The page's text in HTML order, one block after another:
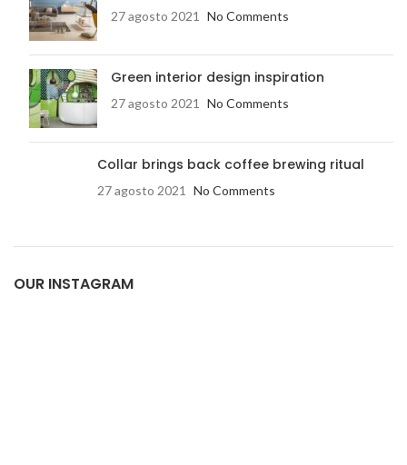
27 agosto 2021 No Comments
Green interior design inspiration
27 agosto 2021 No Comments
Collar brings back coffee brewing ritual
27 agosto 2021 No Comments
OUR INSTAGRAM